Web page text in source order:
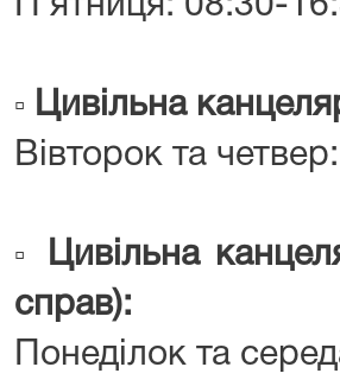
П’ятниця: 08:30-
▫️
Цивільна
Вівторок та
▫️
Цивільна
справ):
Понеділок та